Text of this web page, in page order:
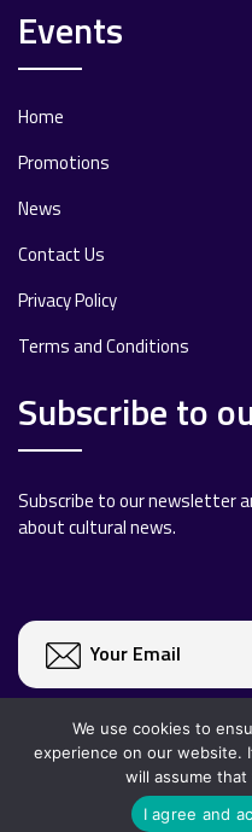
Events
Home
Promotions
News
Contact Us
Privacy Policy
Terms and Conditions
Subscribe to
Subscribe to our newsletter
about cultural news.
Copyright 2020 All rights
We use cookies to
experience on our website.
will assume
I agree and